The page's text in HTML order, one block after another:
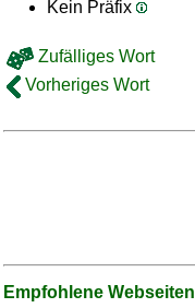
Kein Präfix
Zufälliges Wort
Vorheriges Wort
Empfohlene Webseiten